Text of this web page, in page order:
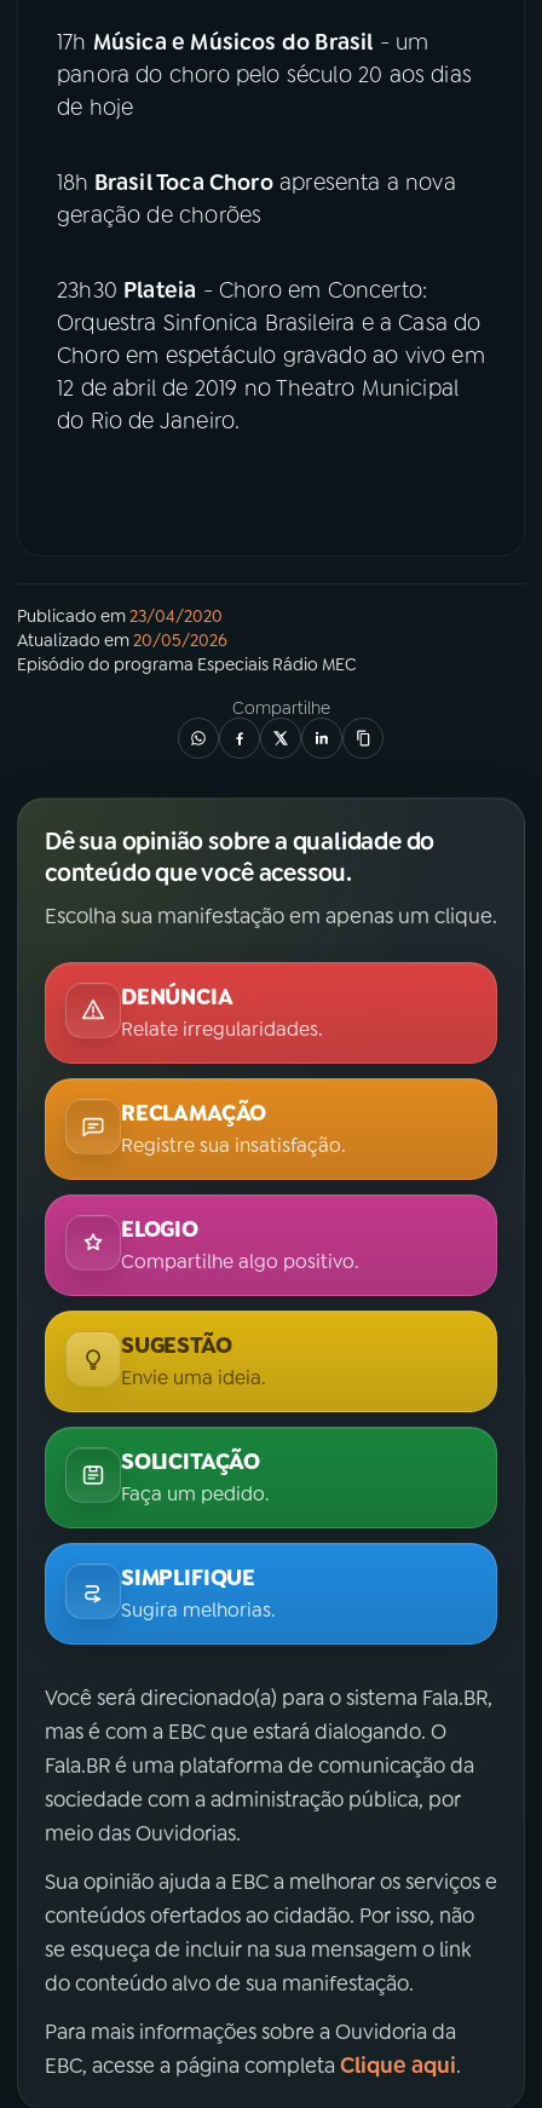
17h Música e Músicos do Brasil - um
panora do choro pelo século 20 aos dias
de hoje
18h Brasil Toca Choroapresenta a nova
geração de chorões
23h30 Plateia - Choro em Concerto:
Orquestra Sinfonica Brasileira e a Casa do
Choro em espetáculo gravado ao vivo em
12 de abril de 2019 no Theatro Municipal
do Rio de Janeiro.
Publicado em23/04/2020
Atualizado em20/05/2026
Episódio do programa Especiais Rádio MEC
Compartilhe
Dê sua opinião sobre a qualidade do
conteúdo que você acessou.
Escolha sua manifestação em apenas um clique.
DENÚNCIA
Relate irregularidades.
RECLAMAÇÃO
Registre sua insatisfação.
ELOGIO
Compartilhe algo positivo.
SUGESTÃO
Envie uma ideia.
SOLICITAÇÃO
Faça um pedido.
SIMPLIFIQUE
Sugira melhorias.
Você será direcionado(a) para o sistema Fala.BR,
mas é com a EBC que estará dialogando. O
Fala.BR é uma plataforma de comunicação da
sociedade com a administração pública, por
meio das Ouvidorias.
Sua opinião ajuda a EBC a melhorar os serviços e
conteúdos ofertados ao cidadão. Por isso, não
se esqueça de incluir na sua mensagem o link
do conteúdo alvo de sua manifestação.
Para mais informações sobre a Ouvidoria da
EBC, acesse a página completa Clique aqui.